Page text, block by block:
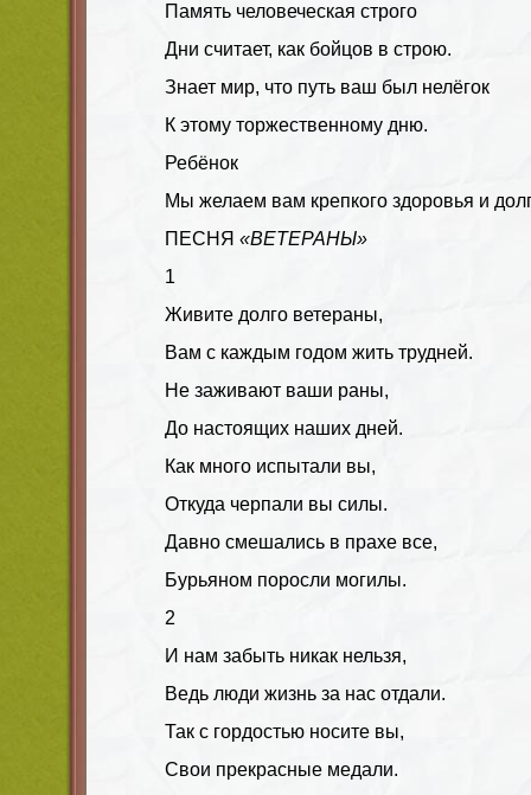
Память человеческая строго
Дни считает, как бойцов в строю.
Знает мир, что путь ваш был нелёгок
К этому торжественному дню.
Ребёнок
Мы желаем вам крепкого здоровья и
ПЕСНЯ «ВЕТЕРАНЫ»
1
Живите долго ветераны,
Вам с каждым годом жить трудней.
Не заживают ваши раны,
До настоящих наших дней.
Как много испытали вы,
Откуда черпали вы силы.
Давно смешались в прахе все,
Бурьяном поросли могилы.
2
И нам забыть никак нельзя,
Ведь люди жизнь за нас отдали.
Так с гордостью носите вы,
Свои прекрасные медали.